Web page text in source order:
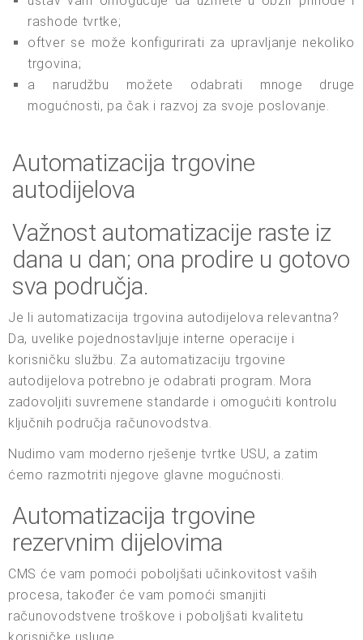
rashode tvrtke;
oftver se može konfigurirati za upravljanje nekoliko
trgovina;
a narudžbu možete odabrati mnoge druge
mogućnosti, pa čak i razvoj za svoje poslovanje.
Automatizacija trgovine
autodijelova
Važnost automatizacije raste iz
dana u dan; ona prodire u gotovo
sva područja.
Je li automatizacija trgovina autodijelova relevantna?
Da, uvelike pojednostavljuje interne operacije i
korisničku službu. Za automatizaciju trgovine
autodijelova potrebno je odabrati program. Mora
zadovoljiti suvremene standarde i omogućiti kontrolu
ključnih područja računovodstva.
Nudimo vam moderno rješenje tvrtke USU, a zatim
ćemo razmotriti njegove glavne mogućnosti.
Automatizacija trgovine
rezervnim dijelovima
CMS će vam pomoći poboljšati učinkovitost vaših
procesa, također će vam pomoći smanjiti
računovodstvene troškove i poboljšati kvalitetu